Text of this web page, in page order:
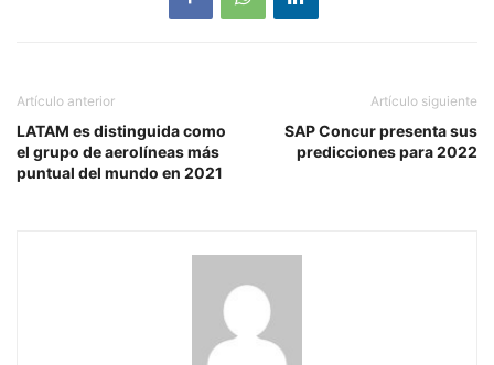
Artículo anterior
LATAM es distinguida como
el grupo de aerolíneas más
puntual del mundo en 2021
Artículo siguiente
SAP Concur presenta sus
predicciones para 2022